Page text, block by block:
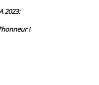
2023:
!